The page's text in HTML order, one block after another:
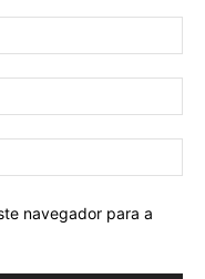
navegador para a